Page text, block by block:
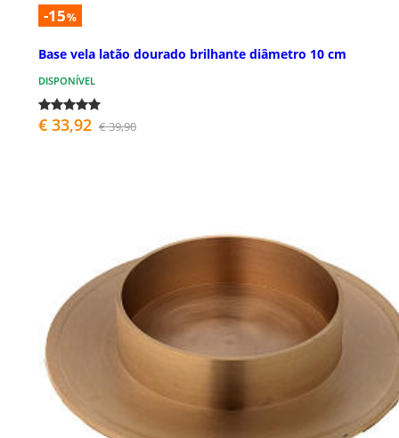
-15%
Base vela latão dourado brilhante diâmetro 10 cm
DISPONÍVEL
€ 33,92 € 39,90